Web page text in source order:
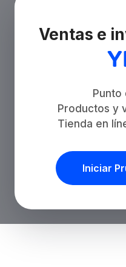
Ventas e
Punto
Productos y
Tienda en
Iniciar